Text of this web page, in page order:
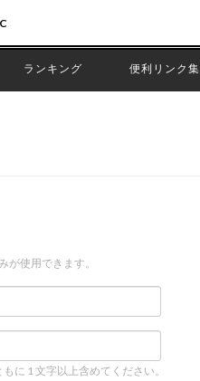
ランキング 便利リンク集
が使用できます。
に 1 文字以上含めてください。